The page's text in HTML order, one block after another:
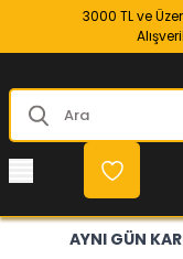
3000 TL ve
AYNI GÜN